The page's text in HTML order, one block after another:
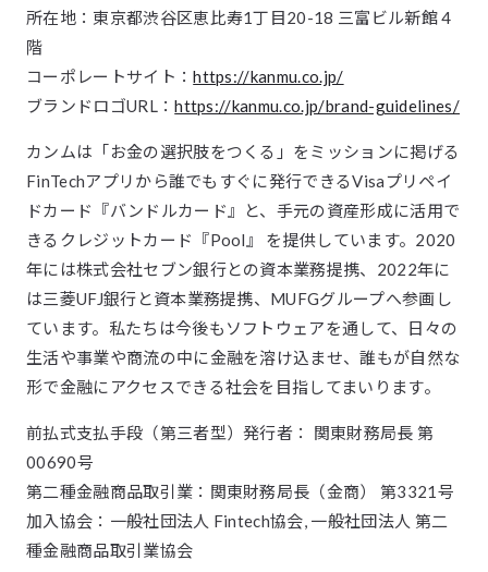
所在地：東京都渋谷区恵比寿1丁目20-18 三富ビル新館 4
階
コーポレートサイト：https://kanmu.co.jp/
ブランドロゴURL：https://kanmu.co.jp/brand-guidelines/
カンムは「お金の選択肢をつくる」をミッションに掲げる
FinTechアプリから誰でもすぐに発行できるVisaプリペイ
ドカード『バンドルカード』と、手元の資産形成に活用で
きるクレジットカード『Pool』 を提供しています。2020
年には株式会社セブン銀行との資本業務提携、2022年に
は三菱UFJ銀行と資本業務提携、MUFGグループへ参画し
ています。私たちは今後もソフトウェアを通して、日々の
生活や事業や商流の中に金融を溶け込ませ、誰もが自然な
形で金融にアクセスできる社会を目指してまいります。
前払式支払手段（第三者型）発行者： 関東財務局長 第
00690号
第二種金融商品取引業：関東財務局長（金商） 第3321号
加入協会：一般社団法人 Fintech協会, 一般社団法人 第二
種金融商品取引業協会